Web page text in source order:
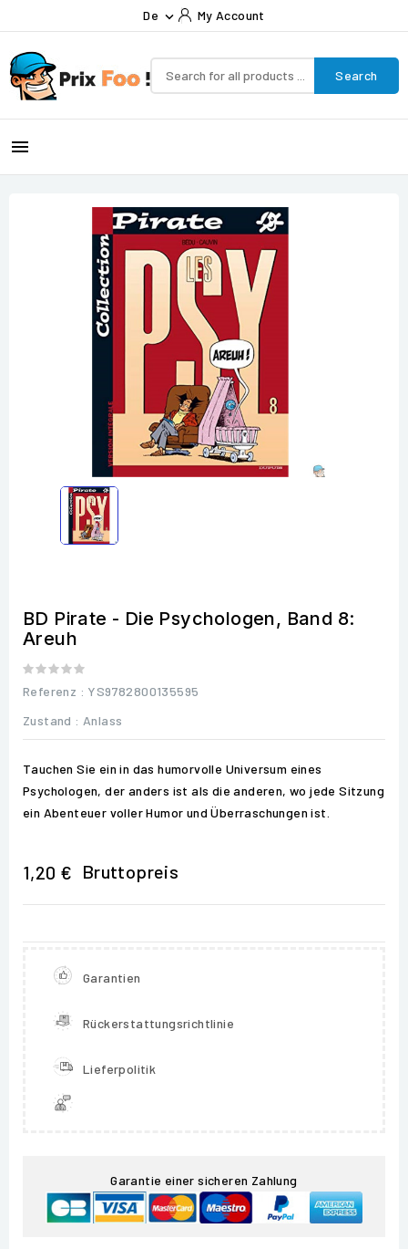
De  My Account
Search

BD Pirate - Die Psychologen, Band 8:
Areuh
Referenz : YS9782800135595
Zustand : Anlass
Tauchen Sie ein in das humorvolle Universum eines
Psychologen, der anders ist als die anderen, wo jede Sitzung
ein Abenteuer voller Humor und Überraschungen ist.
1,20 € Bruttopreis
Garantien
Rückerstattungsrichtlinie
Lieferpolitik
Garantie einer sicheren Zahlung